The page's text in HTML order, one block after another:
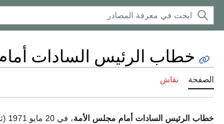
خطاب الرئيس السادات أمام مجلس
الصفحة نقاش
خطاب الرئيس السادات أمام مجلس الأمة، في 20 مايو 1971 (ثورة التصحيح).